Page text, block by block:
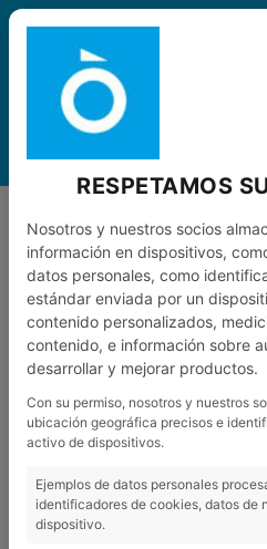
CONDICIONES DE USO
El acceso y uso del sitio web
por las presentes
leyes y/o normativas
acceso a este sitio web
éstas condiciones de uso por
EMPORDÀ, S.L., se reserva
actualizar sin previo aviso las
RESPETAMOS
Nosotros y nuestros socios
información en dispositivos,
datos personales, como
estándar enviada por un
contenido personalizados,
contenido, e información sobre
desarrollar y mejorar productos.
Con su permiso, nosotros y nuestros
ubicación geográfica precisos e
activo de dispositivos.
Ejemplos de datos personales
identificadores de cookies, datos de
dispositivo.